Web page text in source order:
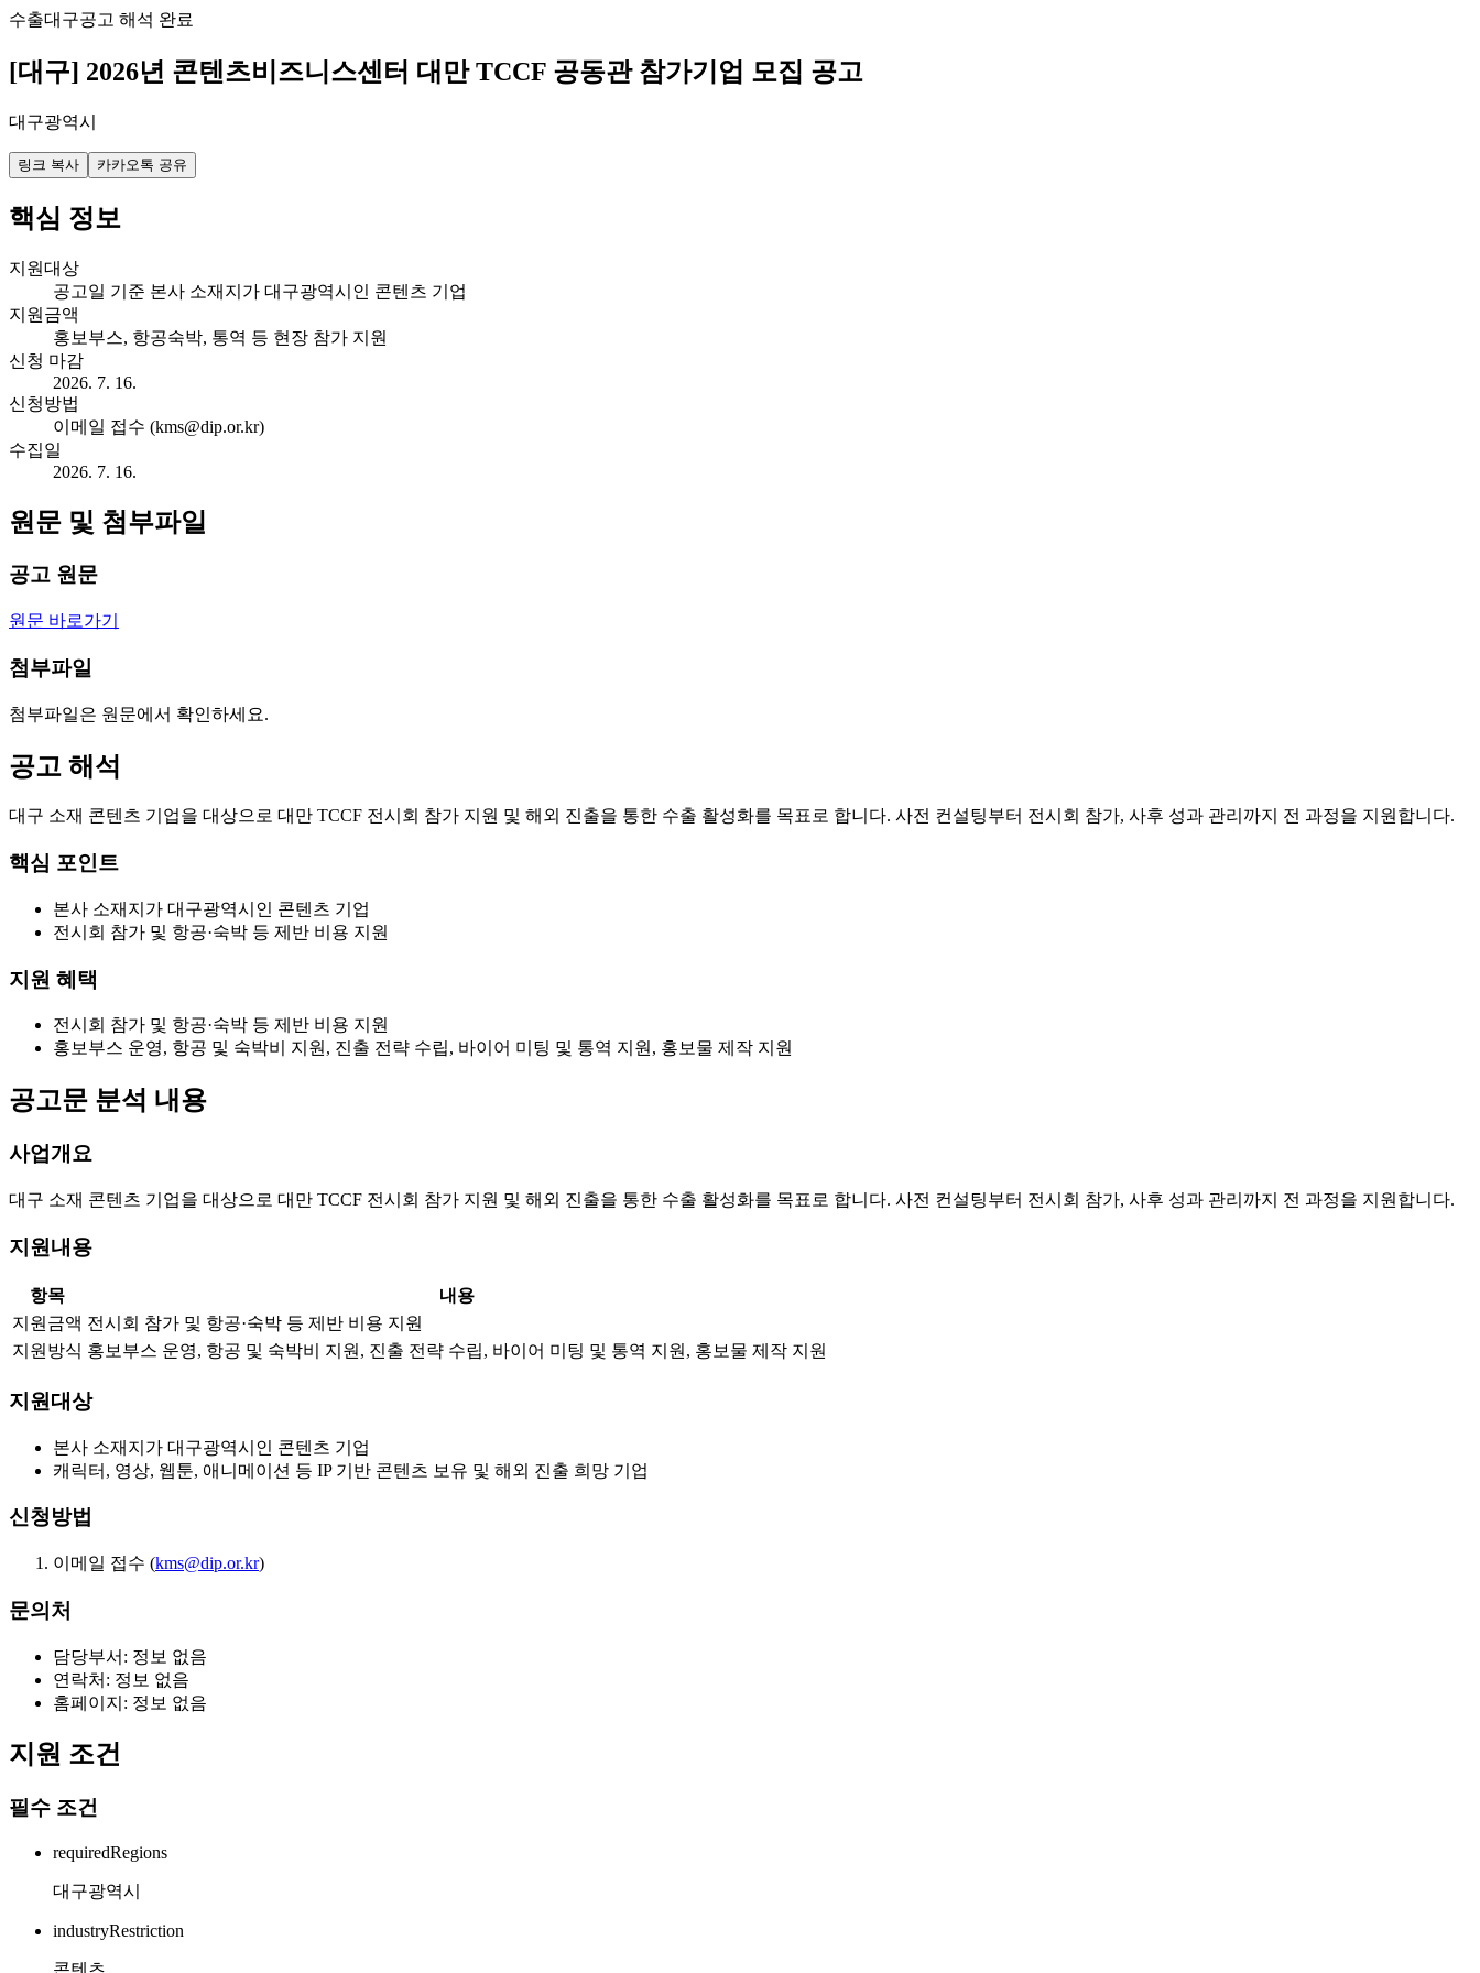
수출대구공고 해석 완료
[대구] 2026년 콘텐츠비즈니스센터 대만 TCCF 공동관 참가기업 모집 공고
대구광역시
링크 복사 카카오톡 공유
핵심 정보
지원대상
공고일 기준 본사 소재지가 대구광역시인 콘텐츠 기업
지원금액
홍보부스, 항공숙박, 통역 등 현장 참가 지원
신청 마감
2026. 7. 16.
신청방법
이메일 접수 (kms@dip.or.kr)
수집일
2026. 7. 16.
원문 및 첨부파일
공고 원문
원문 바로가기
첨부파일
첨부파일은 원문에서 확인하세요.
공고 해석
대구 소재 콘텐츠 기업을 대상으로 대만 TCCF 전시회 참가 지원 및 해외 진출을 통한 수출 활성화를 목표로 합니다. 사전 컨설팅부터 전시회 참가, 사후 성과 관리까지 전 과정을 지원합니다.
핵심 포인트
본사 소재지가 대구광역시인 콘텐츠 기업
전시회 참가 및 항공·숙박 등 제반 비용 지원
지원 혜택
전시회 참가 및 항공·숙박 등 제반 비용 지원
홍보부스 운영, 항공 및 숙박비 지원, 진출 전략 수립, 바이어 미팅 및 통역 지원, 홍보물 제작 지원
공고문 분석 내용
사업개요
대구 소재 콘텐츠 기업을 대상으로 대만 TCCF 전시회 참가 지원 및 해외 진출을 통한 수출 활성화를 목표로 합니다. 사전 컨설팅부터 전시회 참가, 사후 성과 관리까지 전 과정을 지원합니다.
지원내용
항목
내용
지원금액 전시회 참가 및 항공·숙박 등 제반 비용 지원
지원방식 홍보부스 운영, 항공 및 숙박비 지원, 진출 전략 수립, 바이어 미팅 및 통역 지원, 홍보물 제작 지원
지원대상
본사 소재지가 대구광역시인 콘텐츠 기업
캐릭터, 영상, 웹툰, 애니메이션 등 IP 기반 콘텐츠 보유 및 해외 진출 희망 기업
신청방법
이메일 접수 (kms@dip.or.kr)
문의처
담당부서: 정보 없음
연락처: 정보 없음
홈페이지: 정보 없음
지원 조건
필수 조건
requiredRegions
대구광역시
industryRestriction
콘텐츠